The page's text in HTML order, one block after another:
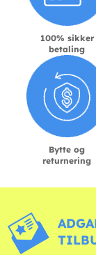
100% sikker
betaling
Bytte og
returnering